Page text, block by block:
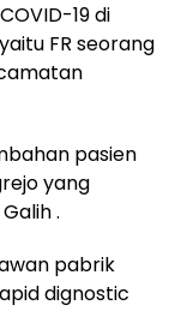
19 di
FR seorang
pasien
yang
.
pabrik
dignostic